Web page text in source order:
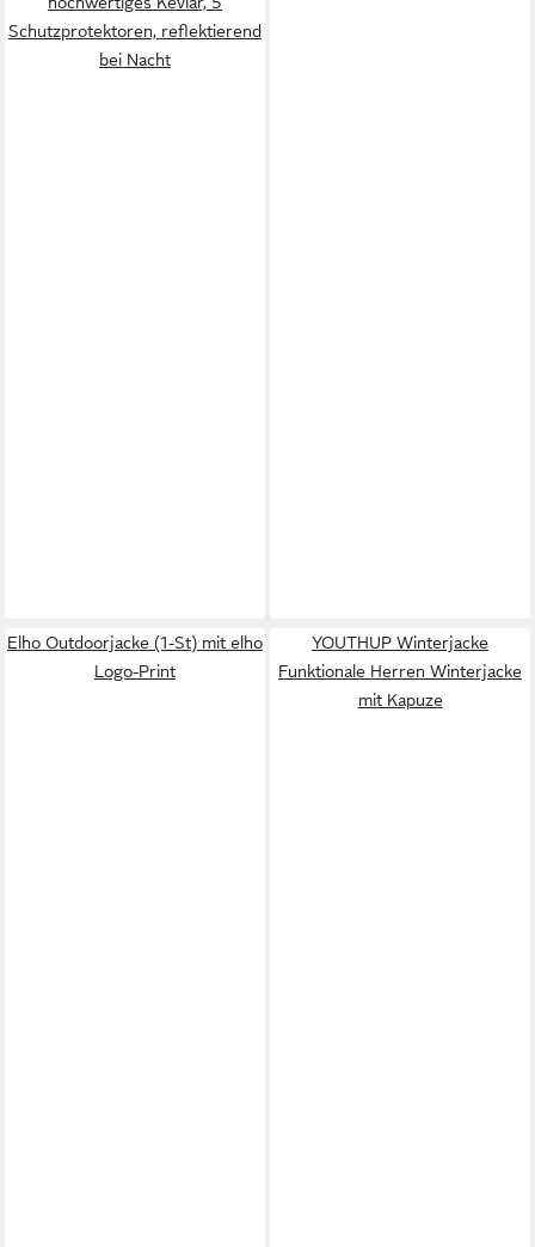
Schutzprotektoren, reflektierend
bei Nacht
Elho Outdoorjacke (1-St) mit elho
Logo-Print
YOUTHUP Winterjacke
Funktionale Herren Winterjacke
mit Kapuze